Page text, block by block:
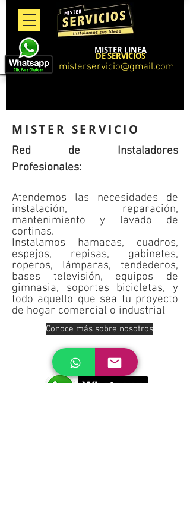
MISTER LINEA
DE SERVICIOS
misterservicio@gmail.com
MISTER SERVICIO
Red de Instaladores
Profesionales:
Atendemos las necesidades de
instalación, reparación,
mantenimiento y lavado de
cortinas.
Instalamos hamacas, cuadros,
espejos, repisas, gabinetes,
roperos, lámparas, tendederos,
bases televisión, equipos de
gimnasia, soportes bicicletas, y
todo aquello que sea tu proyecto
de hogar comercial o industrial
Conoce más sobre nosotros